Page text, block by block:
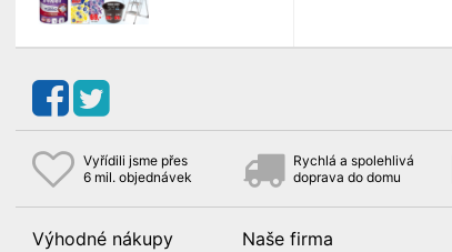
Vyřídili jsme přes
6 mil. objednávek
Rychlá a spolehlivá
doprava do domu
Výhodné nákupy Naše firma